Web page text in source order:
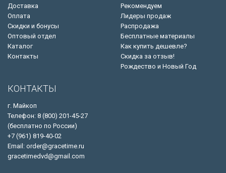
Доставка
Оплата
Скидки и бонусы
Оптовый отдел
Каталог
Контакты
Рекомендуем
Лидеры продаж
Распродажа
Бесплатные материалы
Как купить дешевле?
Скидка за отзыв!
Рождество и Новый Год
КОНТАКТЫ
г. Майкоп
Телефон: 8 (800) 201-45-27
(бесплатно по России)
+7 (961) 819-40-02
Email: order@gracetime.ru
gracetimedvd@gmail.com